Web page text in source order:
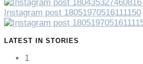
Instagram post 18051970516111150
LATEST IN STORIES
1